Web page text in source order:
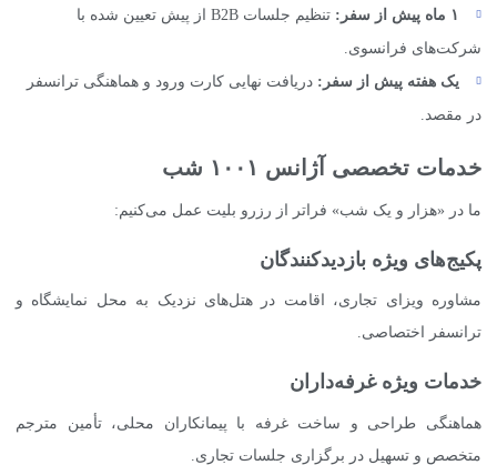
۱ ماه پیش از سفر:
تنظیم جلسات B2B از پیش تعیین شده با
شرکت‌های فرانسوی.
یک هفته پیش از سفر: دریافت نهایی کارت ورود و هماهنگی ترانسفر
در مقصد.
خدمات تخصصی آژانس ۱۰۰۱ شب
ما در «هزار و یک شب» فراتر از رزرو بلیت عمل می‌کنیم:
پکیج‌های ویژه بازدیدکنندگان
مشاوره ویزای تجاری، اقامت در هتل‌های نزدیک به محل نمایشگاه و
ترانسفر اختصاصی.
خدمات ویژه غرفه‌داران
هماهنگی طراحی و ساخت غرفه با پیمانکاران محلی، تأمین مترجم
متخصص و تسهیل در برگزاری جلسات تجاری.